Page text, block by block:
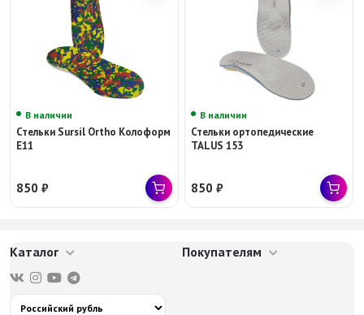
В наличии
Стельки Sursil Ortho Колоформ
E11
850₽
В наличии
Стельки ортопедические
TALUS 153
850₽
Каталог Покупателям